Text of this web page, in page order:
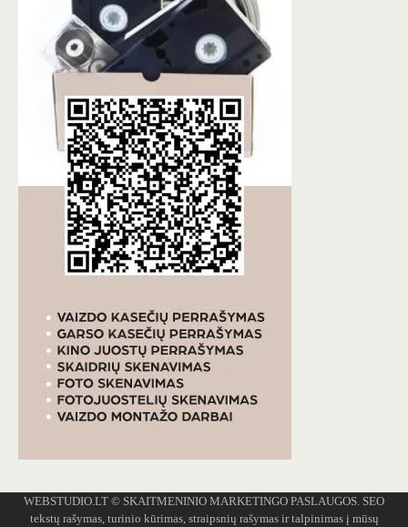
WEBSTUDIO.LT © SKAITMENINIO MARKETINGO PASLAUGOS. SEO
tekstų rašymas, turinio kūrimas, straipsnių rašymas ir talpinimas į mūsų